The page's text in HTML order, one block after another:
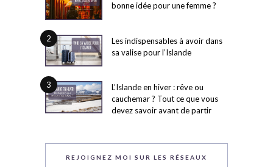
bonne idée pour une femme ?
2
Les indispensables à avoir dans
sa valise pour l’Islande
3
L’Islande en hiver : rêve ou
cauchemar ? Tout ce que vous
devez savoir avant de partir
REJOIGNEZ MOI SUR LES RÉSEAUX